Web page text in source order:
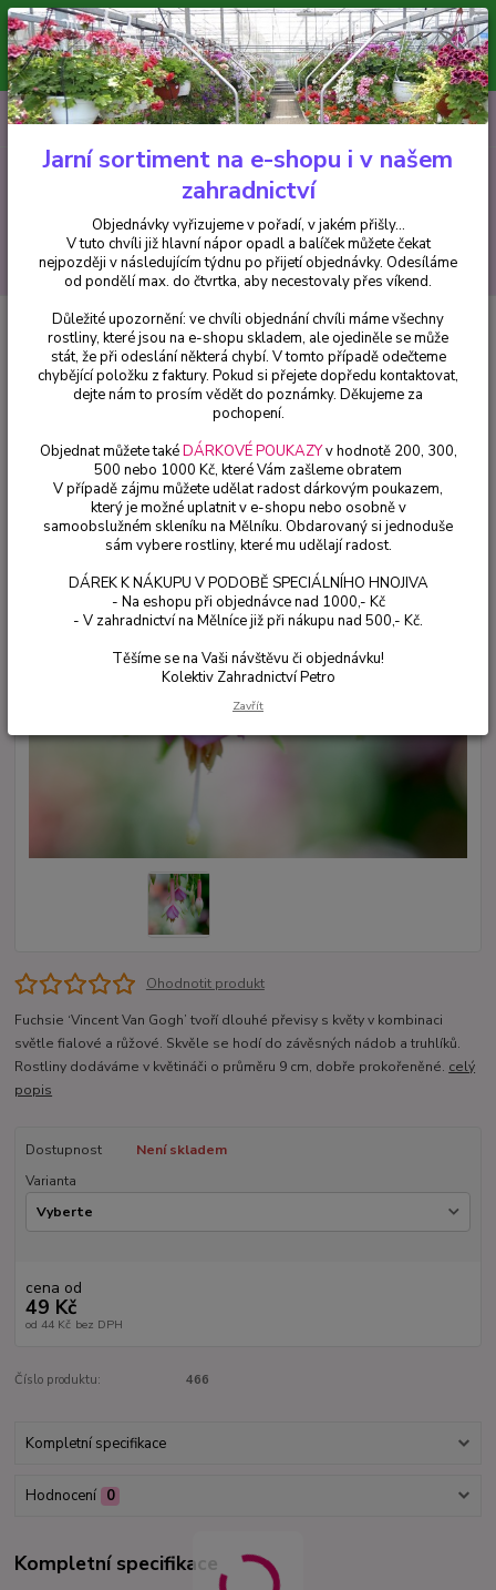
Minimální hodnota pro odeslání z e-shopu je 300 Kč.
V tuto chvíli již hlavní nápor objednávek opadl a balíček můžete čekat
nejpozději v následujícím týdnu po přijetí objednávky. Objednávky
vyřizujeme v pořadí, v jakém přišly...
CZK
Hledat
+420 602 223 614 0ks
za0 Kč
Fuchsie Vincent Van Gogh Fuchsie 466
Vincent Van Gogh Fuchsie 466
Ohodnotit produkt
Fuchsie ‘Vincent Van Gogh’ tvoří dlouhé převisy s květy v kombinaci
světle fialové a růžové. Skvěle se hodí do závěsných nádob a truhlíků.
Rostliny dodáváme v květináči o průměru 9 cm, dobře prokořeněné. celý
popis
Dostupnost
Není skladem
Varianta
cena od
49 Kč
od 44 Kč bez DPH
Číslo produktu: 466
Kompletní specifikace
Hodnocení 0
Kompletní specifikace
Jarní sortiment na e-shopu i v našem
zahradnictví
Objednávky vyřizujeme v pořadí, v jakém přišly...
V tuto chvíli již hlavní nápor opadl a balíček můžete čekat
nejpozději v následujícím týdnu po přijetí objednávky. Odesíláme
od pondělí max. do čtvrtka, aby necestovaly přes víkend.
Důležité upozornění: ve chvíli objednání chvíli máme všechny
rostliny, které jsou na e-shopu skladem, ale ojediněle se může
stát, že při odeslání některá chybí. V tomto případě odečteme
chybějící položku z faktury. Pokud si přejete dopředu kontaktovat,
dejte nám to prosím vědět do poznámky. Děkujeme za
pochopení.
Objednat můžete takéDÁRKOVÉ POUKAZYv hodnotě 200, 300,
500 nebo 1000 Kč, které Vám zašleme obratem
V případě zájmu můžete udělat radost dárkovým poukazem,
který je možné uplatnit v e-shopu nebo osobně v
samoobslužném skleníku na Mělníku. Obdarovaný si jednoduše
sám vybere rostliny, které mu udělají radost.
DÁREK K NÁKUPU V PODOBĚ SPECIÁLNÍHO HNOJIVA
- Na eshopu při objednávce nad 1000,- Kč
- V zahradnictví na Mělníce již při nákupu nad 500,- Kč.
Těšíme se na Vaši návštěvu či objednávku!
Kolektiv Zahradnictví Petro
Zavřít